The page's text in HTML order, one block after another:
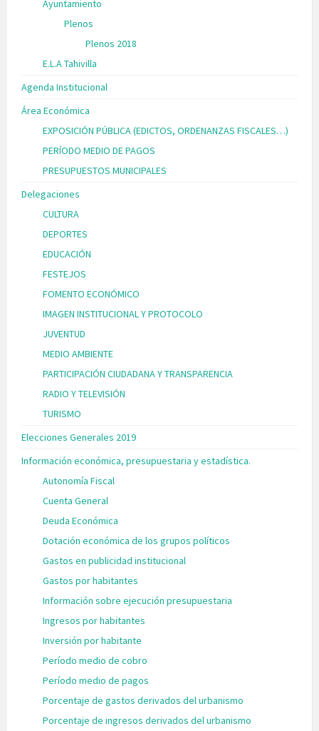
Ayuntamiento
Plenos
Plenos 2018
E.L.A Tahivilla
Agenda Institucional
Área Económica
EXPOSICIÓN PÚBLICA (EDICTOS, ORDENANZAS FISCALES…)
PERÍODO MEDIO DE PAGOS
PRESUPUESTOS MUNICIPALES
Delegaciones
CULTURA
DEPORTES
EDUCACIÓN
FESTEJOS
FOMENTO ECONÓMICO
IMAGEN INSTITUCIONAL Y PROTOCOLO
JUVENTUD
MEDIO AMBIENTE
PARTICIPACIÓN CIUDADANA Y TRANSPARENCIA
RADIO Y TELEVISIÓN
TURISMO
Elecciones Generales 2019
Información económica, presupuestaria y estadística.
Autonomía Fiscal
Cuenta General
Deuda Económica
Dotación económica de los grupos políticos
Gastos en publicidad institucional
Gastos por habitantes
Información sobre ejecución presupuestaria
Ingresos por habitantes
Inversión por habitante
Período medio de cobro
Período medio de pagos
Porcentaje de gastos derivados del urbanismo
Porcentaje de ingresos derivados del urbanismo